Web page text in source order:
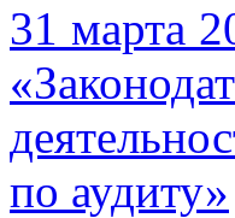
31 марта
по аудиту»